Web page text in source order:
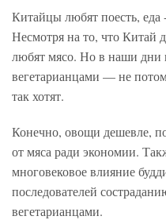
Китайцы любят поесть, еда
Несмотря на то, что Китай
любят мясо. Но в наши дни
вегетарианцами — не
так хотят.
Конечно, овощи дешевле,
от мяса ради экономии.
многовековое влияние
последователей
вегетарианцами.